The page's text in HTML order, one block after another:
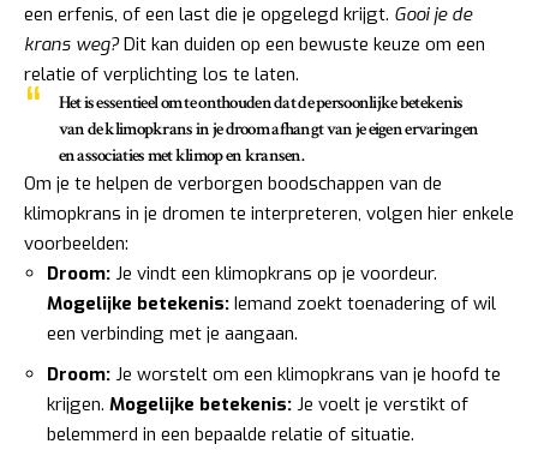
een erfenis, of een last die je opgelegd krijgt. Gooi je de
krans weg?Dit kan duiden op een bewuste keuze om een
relatie of verplichting los te laten.
Het is essentieel om te onthouden dat de persoonlijke betekenis
van de klimopkrans in je droom afhangt van je eigen ervaringen
en associaties met klimop en kransen.
Om je te helpen de verborgen boodschappen van de
klimopkrans in je dromen te interpreteren, volgen hier enkele
voorbeelden:
Droom: Je vindt een klimopkrans op je voordeur.
Mogelijke betekenis: Iemand zoekt toenadering of wil
een verbinding met je aangaan.
Droom: Je worstelt om een klimopkrans van je hoofd te
krijgen. Mogelijke betekenis: Je voelt je verstikt of
belemmerd in een bepaalde relatie of situatie.